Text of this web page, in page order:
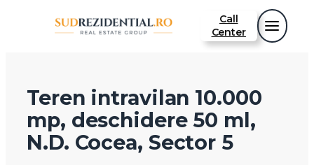
Call
Center
Teren intravilan 10.000
mp, deschidere 50 ml,
N.D. Cocea, Sector 5